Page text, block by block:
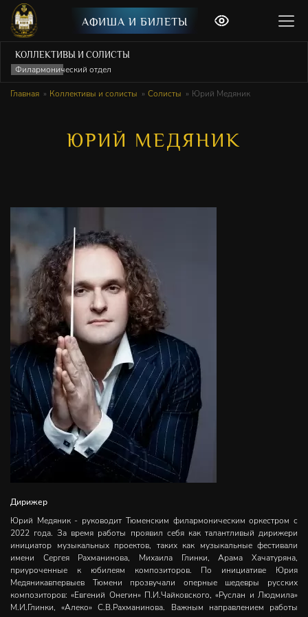
АФИША И БИЛЕТЫ
КОЛЛЕКТИВЫ И СОЛИСТЫ
Филармонический отдел
Главная Коллективы и солисты Солисты Юрий Медяник
ЮРИЙ МЕДЯНИК
Дирижер
Юрий Медяник - руководит Тюменским филармоническим оркестром с
2022 года. За время работы проявил себя как талантливый дирижери
инициатор музыкальных проектов, таких как музыкальные фестивали
имени Сергея Рахманинова, Михаила Глинки, Арама Хачатуряна,
приуроченные к юбилеям композиторов. По инициативе Юрия
Медяникавпервыев Тюмени прозвучали оперные шедевры русских
композиторов: «Евгений Онегин» П.И.Чайковского, «Руслан и Людмила»
М.И.Глинки, «Алеко» С.В.Рахманинова. Важным направлением работы